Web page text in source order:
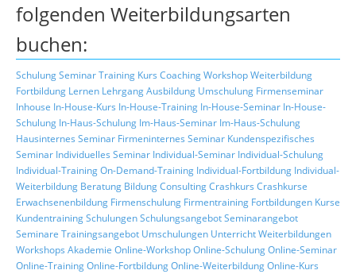
folgenden Weiterbildungsarten
buchen:
SchulungSeminarTraining Kurs CoachingWorkshopWeiterbildung
Fortbildung Lernen LehrgangAusbildung Umschulung Firmenseminar
Inhouse In-House-Kurs In-House-Training In-House-Seminar In-House-
Schulung In-Haus-Schulung Im-Haus-Seminar Im-Haus-Schulung
Hausinternes Seminar Firmeninternes Seminar Kundenspezifisches
Seminar Individuelles Seminar Individual-Seminar Individual-Schulung
Individual-TrainingOn-Demand-Training Individual-Fortbildung Individual-
Weiterbildung Beratung BildungConsultingCrashkurs Crashkurse
Erwachsenenbildung Firmenschulung Firmentraining Fortbildungen Kurse
KundentrainingSchulungenSchulungsangebotSeminarangebot
Seminare Trainingsangebot Umschulungen UnterrichtWeiterbildungen
Workshops Akademie Online-WorkshopOnline-SchulungOnline-Seminar
Online-TrainingOnline-FortbildungOnline-WeiterbildungOnline-Kurs